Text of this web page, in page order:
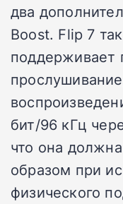
два
Boost. Flip 7
поддерживает
бит/96 кГц
что она
образом при
физического